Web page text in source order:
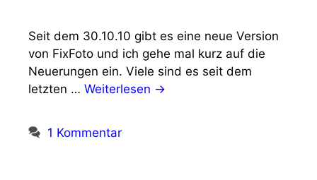
Seit dem 30.10.10 gibt es eine neue Version
von FixFoto und ich gehe mal kurz auf die
Neuerungen ein. Viele sind es seit dem
letzten … Weiterlesen →
1 Kommentar